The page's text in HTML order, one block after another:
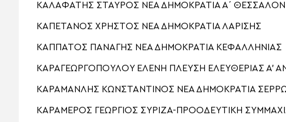
ΚΑΛΑΦΑΤΗΣ ΣΤΑΥΡΟΣ ΝΕΑ ΔΗΜΟΚΡΑΤΙΑ Α΄
ΚΑΠΕΤΑΝΟΣ ΧΡΗΣΤΟΣ ΝΕΑ ΔΗΜΟΚΡΑΤΙΑ ΛΑΡΙΣΗΣ
ΚΑΠΠΑΤΟΣ ΠΑΝΑΓΗΣ ΝΕΑ ΔΗΜΟΚΡΑΤΙΑ ΚΕΦΑΛΛΗΝΙΑΣ
ΚΑΡΑΓΕΩΡΓΟΠΟΥΛΟΥ ΕΛΕΝΗ ΠΛΕΥΣΗ ΕΛΕΥΘΕΡΙΑΣ Α’
ΚΑΡΑΜΑΝΛΗΣ ΚΩΝΣΤΑΝΤΙΝΟΣ ΝΕΑ ΔΗΜΟΚΡΑΤΙΑ
ΚΑΡΑΜΕΡΟΣ ΓΕΩΡΓΙΟΣ ΣΥΡΙΖΑ-ΠΡΟΟΔΕΥΤΙΚΗ